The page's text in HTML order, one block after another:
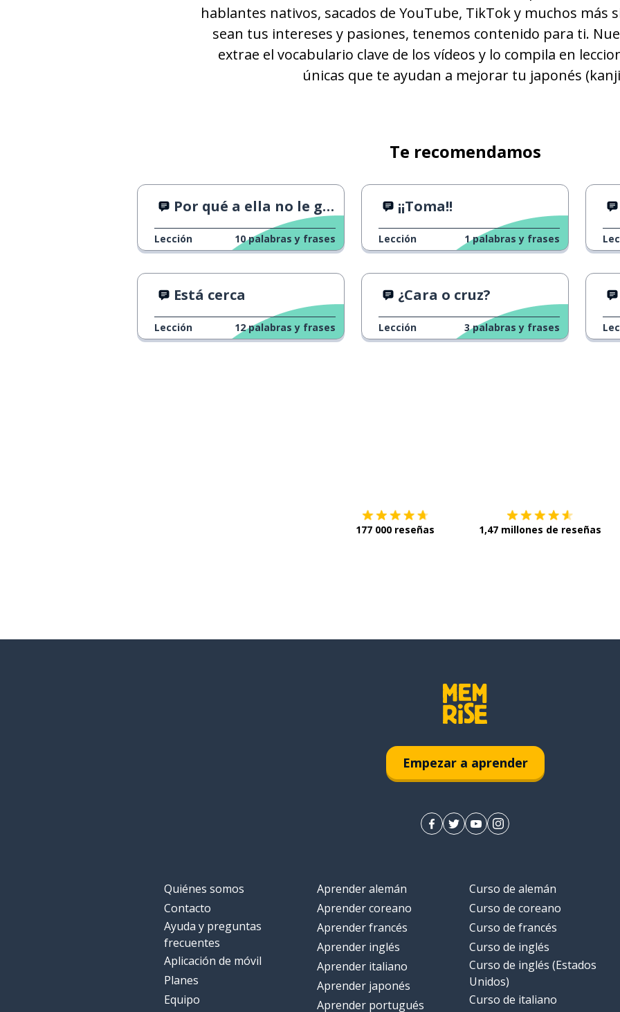
生物
大切
思います
孫
大地
大人
hablantes nativos, sacados de YouTube, TikTok y muchos más
sean tus intereses y pasiones, tenemos contenido para ti.
extrae el vocabulario clave de los vídeos y lo compila en
únicas que te ayudan a mejorar tu japonés
Te recomendamos
Por qué a ella no le gusta su papá
Lección 10 palabras y frases
¡¡Toma!!
Lección 1 palabras y frases
Está cerca
Lección 12 palabras y frases
¿Cara o cruz?
Lección 3 palabras y frases
177 000 reseñas 1,47 millones de reseñas
Empezar a aprender
Quiénes somos
Contacto
Ayuda y preguntas
frecuentes
Aplicación de móvil
Planes
Equipo
Aprender alemán
Aprender coreano
Aprender francés
Aprender inglés
Aprender italiano
Aprender japonés
Aprender portugués
Curso de alemán
Curso de coreano
Curso de francés
Curso de inglés
Curso de inglés (Estados
Unidos)
Curso de italiano